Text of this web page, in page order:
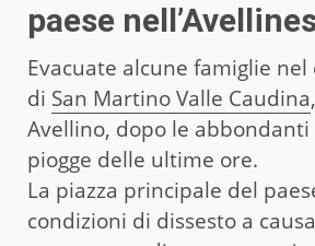
paese
Evacuate alcune famiglie
di San Martino Valle Caudina
Avellino, dopo le
piogge delle ultime ore.
La piazza principale del
condizioni di dissesto a